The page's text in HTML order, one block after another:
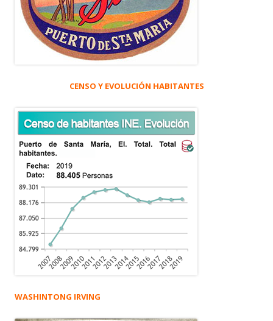
CENSO Y EVOLUCIÓN HABITANTES
WASHINTONG IRVING